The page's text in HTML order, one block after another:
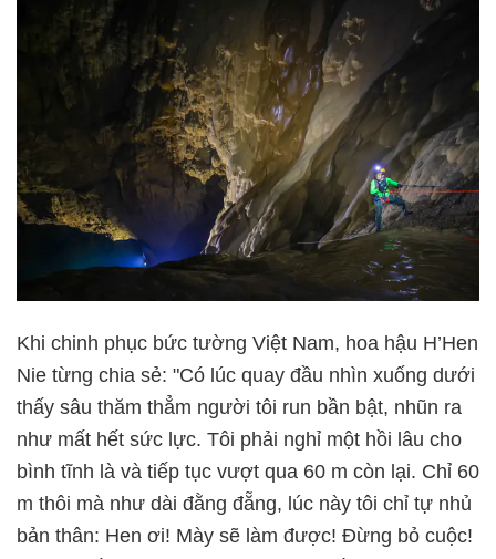
Khi chinh phục bức tường Việt Nam, hoa hậu H’Hen
Nie từng chia sẻ: "Có lúc quay đầu nhìn xuống dưới
thấy sâu thăm thẳm người tôi run bần bật, nhũn ra
như mất hết sức lực. Tôi phải nghỉ một hồi lâu cho
bình tĩnh là và tiếp tục vượt qua 60 m còn lại. Chỉ 60
m thôi mà như dài đằng đẵng, lúc này tôi chỉ tự nhủ
bản thân: Hen ơi! Mày sẽ làm được! Đừng bỏ cuộc!